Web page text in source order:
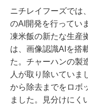
ニチレイフーズでは
のAI開発を行ってい
凍米飯の新たな生産
は、画像認識AIを搭
た。チャーハンの製
人が取り除いていま
から除去までをロボ
ました。見分けにく